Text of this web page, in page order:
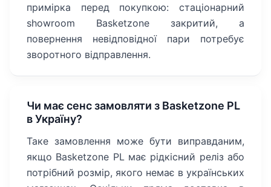
примірка перед покупкою: стаціонарний
showroom Basketzone закритий, а
повернення невідповідної пари потребує
зворотного відправлення.
Чи має сенс замовляти з Basketzone PL
в Україну?
Таке замовлення може бути виправданим,
якщо Basketzone PL має рідкісний реліз або
потрібний розмір, якого немає в українських